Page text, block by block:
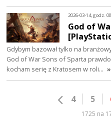
2026-03-14, godz.
God of
Gdybym bazował tylko na
God of War Sons of Sparta
kocham serię z Kratosem w roli…
4 5
1725 na